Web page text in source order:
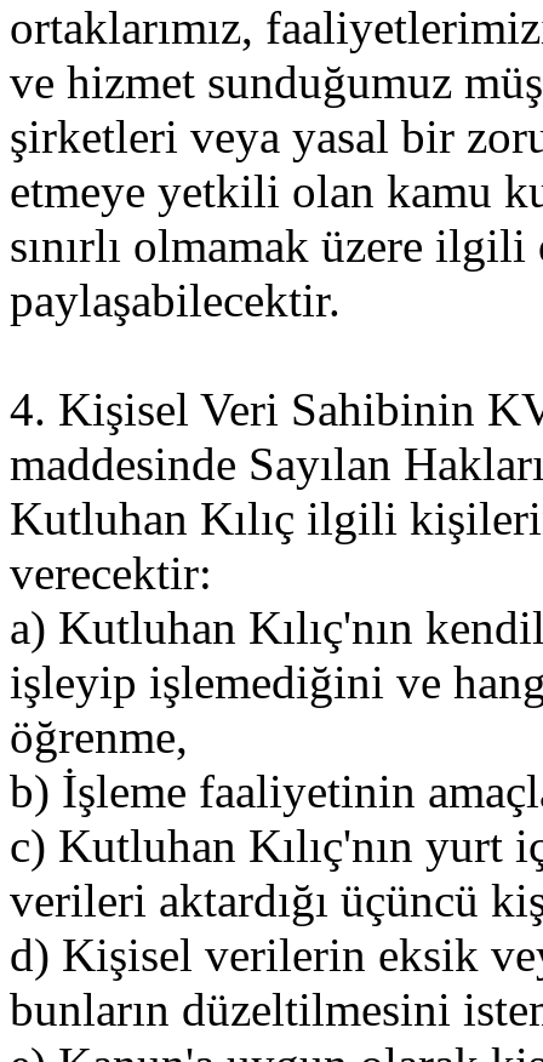
ortaklarımız,
ve hizmet sunduğumuz
şirketleri veya yasal bir
etmeye yetkili olan kamu
sınırlı olmamak üzere
paylaşabilecektir.
4. Kişisel Veri Sahibinin
maddesinde Sayılan
Kutluhan Kılıç ilgili
verecektir:
a) Kutluhan Kılıç'nın
işleyip işlemediğini ve
öğrenme,
b) İşleme faaliyetinin
c) Kutluhan Kılıç'nın yurt
verileri aktardığı üçüncü
d) Kişisel verilerin eksik
bunların düzeltilmesini